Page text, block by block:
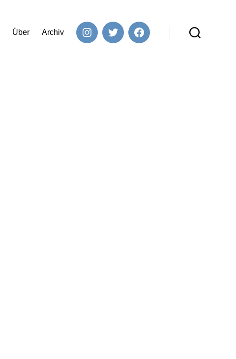
Über Archiv InstagramTwitter Facebook